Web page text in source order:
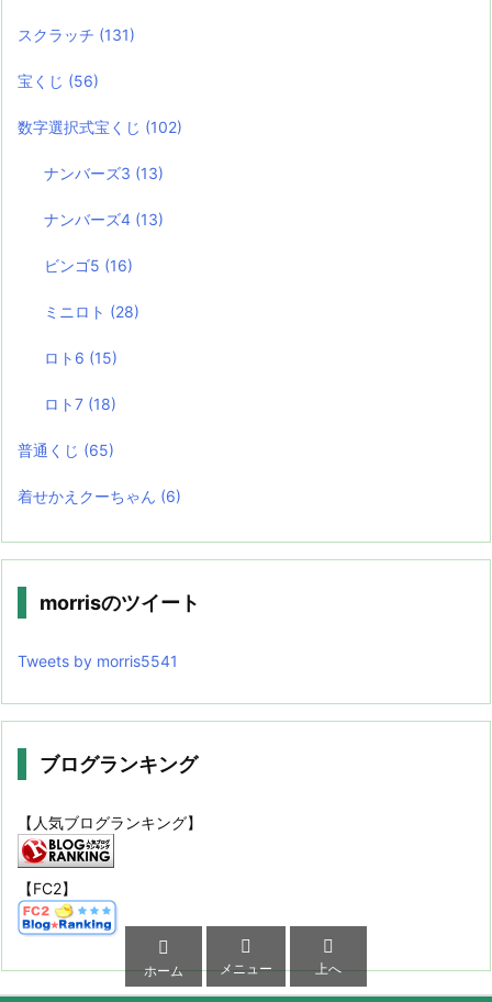
スクラッチ (131)
宝くじ (56)
数字選択式宝くじ (102)
ナンバーズ3 (13)
ナンバーズ4 (13)
ビンゴ5 (16)
ミニロト (28)
ロト6 (15)
ロト7 (18)
普通くじ (65)
着せかえクーちゃん (6)
morrisのツイート
Tweets by morris5541
ブログランキング
【人気ブログランキング】
【FC2】

ホーム

メニュー

上へ